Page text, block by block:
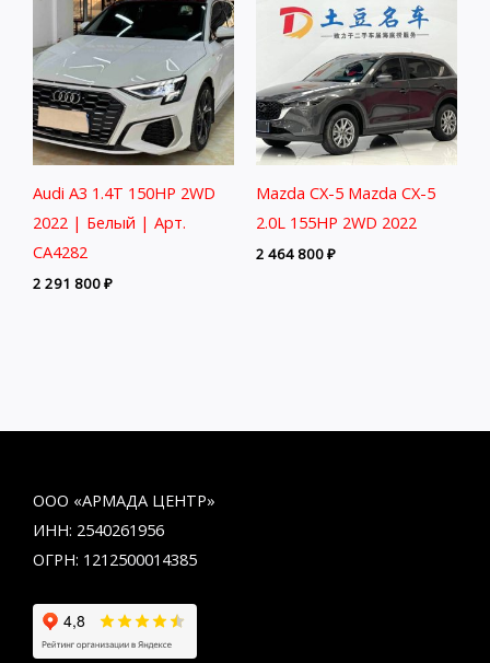
Audi A3 1.4T 150HP 2WD
2022 | Белый | Арт.
CA4282
2 291 800₽
Mazda CX-5 Mazda CX-5
2.0L 155HP 2WD 2022
2 464 800₽
ООО «АРМАДА ЦЕНТР»
ИНН: 2540261956
ОГРН: 1212500014385